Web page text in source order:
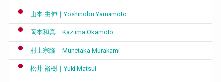
山本 由伸｜Yoshinobu Yamamoto
岡本和真｜Kazuma Okamoto
村上宗隆｜Munetaka Murakami
松井 裕樹｜Yuki Matsui